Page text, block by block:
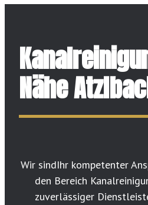
Nähe
Wir sindIhr kompetenter
den Bereich
zuverlässiger